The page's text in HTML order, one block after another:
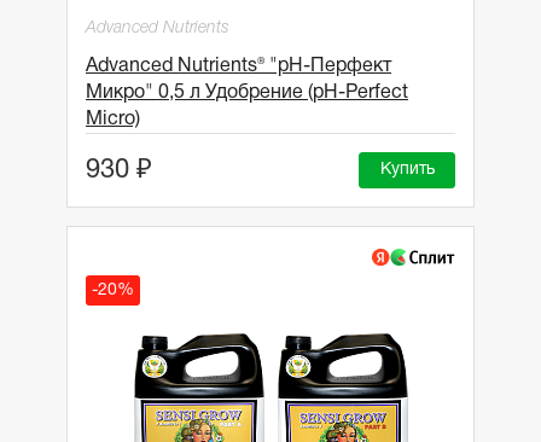
Advanced Nutrients
Advanced Nutrients® "рН-Перфект
Микро" 0,5 л Удобрение (pH-Perfect
Micro)
930 ₽ Купить
-20%